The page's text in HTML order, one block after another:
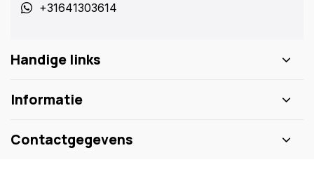
+31641303614
Handige links
Informatie
Contactgegevens